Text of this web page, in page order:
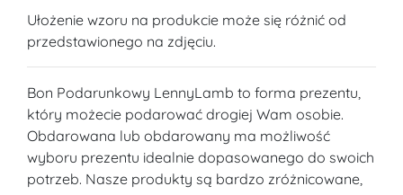
Ułożenie wzoru na produkcie może się różnić od
przedstawionego na zdjęciu.
Bon Podarunkowy LennyLamb to forma prezentu,
który możecie podarować drogiej Wam osobie.
Obdarowana lub obdarowany ma możliwość
wyboru prezentu idealnie dopasowanego do swoich
potrzeb. Nasze produkty są bardzo zróżnicowane,